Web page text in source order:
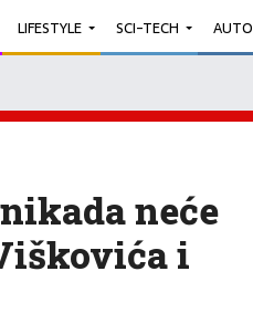
LIFESTYLE SCI-TECH AUTO
neće
i